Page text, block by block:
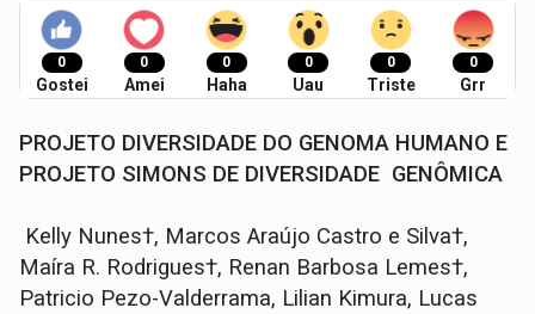
0
Gostei
0
Amei
0
Haha
0
Uau
0
Triste
0
Grr
PROJETO DIVERSIDADE DO GENOMA HUMANO E
PROJETO SIMONS DE DIVERSIDADE GENÔMICA
Kelly Nunes†, Marcos Araújo Castro e Silva†,
Maíra R. Rodrigues†, Renan Barbosa Lemes†,
Patricio Pezo-Valderrama, Lilian Kimura, Lucas